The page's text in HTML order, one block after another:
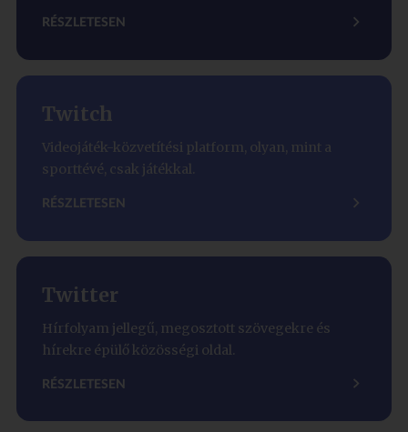
RÉSZLETESEN
Twitch
Videojáték-közvetítési platform, olyan, mint a
sporttévé, csak játékkal.
RÉSZLETESEN
Twitter
Hírfolyam jellegű, megosztott szövegekre és
hírekre épülő közösségi oldal.
RÉSZLETESEN